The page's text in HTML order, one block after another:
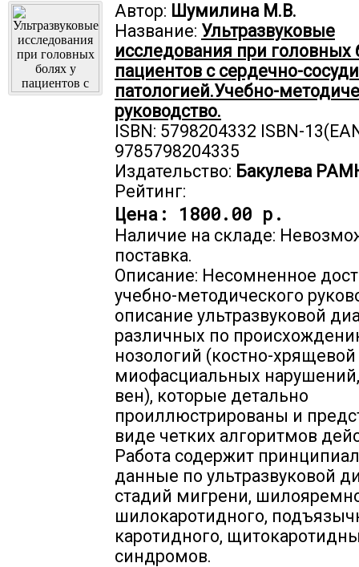
Автор: Шумилина М.В.
Название: Ультразвуковые
исследования при головных
пациентов с сердечно-
патологией.Учебно-
руководство.
ISBN: 5798204332 ISBN-
9785798204335
Издательство: Бакулева
Рейтинг:
Цена: 1800.00 р.
Наличие на складе:
поставка.
Описание: Несомненное
учебно-методического
описание ультразвуковой
различных по
нозологий (костно-хрящевой
миофасциальных
вен), которые детально
проиллюстрированы и
виде четких алгоритмов
Работа содержит
данные по ультразвуковой
стадий мигрени,
шилокаротидного,
каротидного,
синдромов.